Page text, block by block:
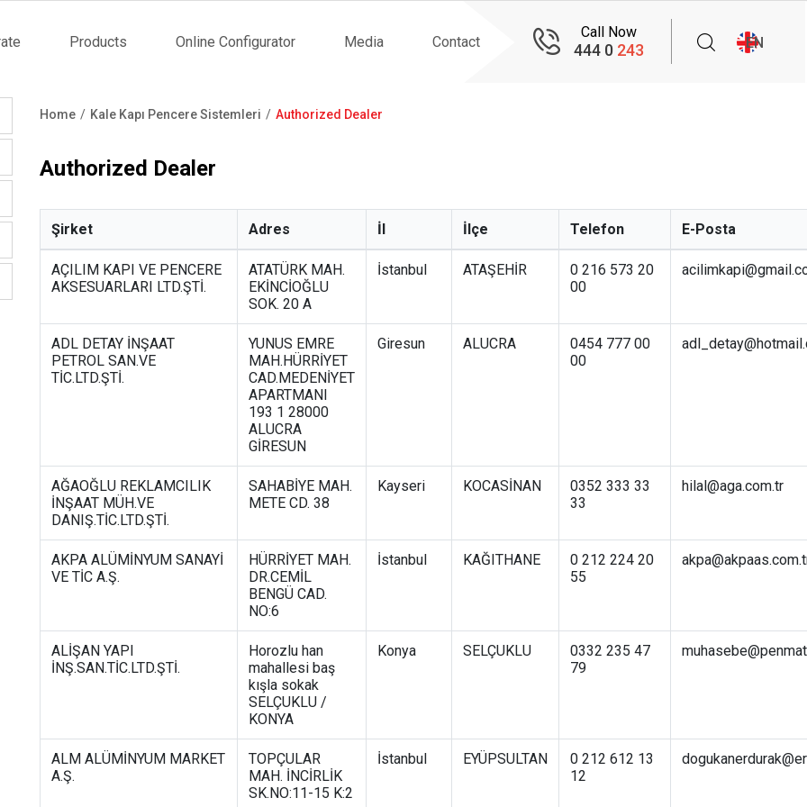
Products Online Configurator Media Contact
Call Now
444 0 243 EN
Home Kale Kapı Pencere Sistemleri Authorized Dealer
Authorized Dealer
Şirket Adres İl İlçe Telefon E-Posta
AÇILIM KAPI VE PENCERE
AKSESUARLARI LTD.ŞTİ.
ATATÜRK MAH.
EKİNCİOĞLU
SOK. 20 A
İstanbul ATAŞEHİR
0 216 573 20
00
ADL DETAY İNŞAAT
PETROL SAN.VE
TİC.LTD.ŞTİ.
YUNUS EMRE
MAH.HÜRRİYET
CAD.MEDENİYET
APARTMANI
193 1 28000
ALUCRA
GİRESUN
Giresun ALUCRA
0454 777 00
00
AĞAOĞLU REKLAMCILIK
İNŞAAT MÜH.VE
DANIŞ.TİC.LTD.ŞTİ.
SAHABİYE MAH.
METE CD. 38
Kayseri KOCASİNAN
0352 333 33
33
hilal@aga.com.tr
AKPA ALÜMİNYUM SANAYİ
VE TİC A.Ş.
HÜRRİYET MAH.
DR.CEMİL
BENGÜ CAD.
NO:6
İstanbul KAĞITHANE
0 212 224 20
55
ALİŞAN YAPI
İNŞ.SAN.TİC.LTD.ŞTİ.
Horozlu han
mahallesi baş
kışla sokak
SELÇUKLU /
KONYA
Konya SELÇUKLU
0332 235 47
79
ALM ALÜMİNYUM MARKET
A.Ş.
TOPÇULAR
MAH. İNCİRLİK
SK.NO:11-15 K:2
İstanbul EYÜPSULTAN
0 212 612 13
12